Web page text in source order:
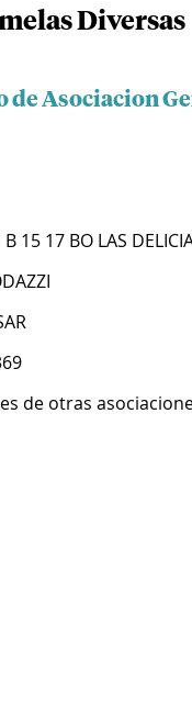
Diversas
de Asociacion
B 15 17 BO LAS
de otras